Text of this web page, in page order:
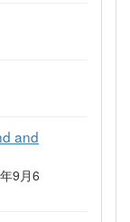
and
9月6